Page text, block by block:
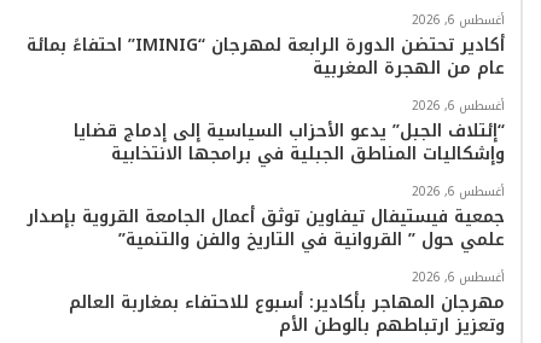
م
أغسطس 6, 2026
أكادير تحتضن الدورة الرابعة لمهرجان “IMINIG” احتفاءً بمائة
عام من الهجرة المغربية
أغسطس 6, 2026
“إئتلاف الجبل” يدعو الأحزاب السياسية إلى إدماج قضايا
وإشكاليات المناطق الجبلية في برامجها الانتخابية
أغسطس 6, 2026
جمعية فيستيفال تيفاوين توثق أعمال الجامعة القروية بإصدار
علمي حول ” القروانية في التاريخ والفن والتنمية”
أغسطس 6, 2026
مهرجان المهاجر بأكادير: أسبوع للاحتفاء بمغاربة العالم
وتعزيز ارتباطهم بالوطن الأم